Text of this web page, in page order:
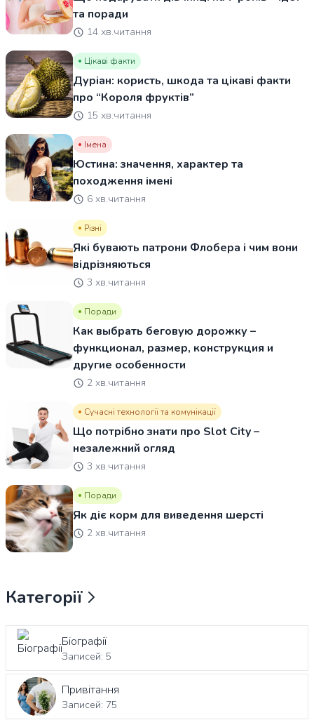
та поради
14 хв.читання
Цікаві факти
Дуріан: користь, шкода та цікаві факти
про “Короля фруктів”
15 хв.читання
Імена
Юстина: значення, характер та
походження імені
6 хв.читання
Різні
Які бувають патрони Флобера і чим вони
відрізняються
3 хв.читання
Поради
Как выбрать беговую дорожку –
функционал, размер, конструкция и
другие особенности
2 хв.читання
Сучасні технології та комунікації
Що потрібно знати про Slot City –
незалежний огляд
3 хв.читання
Поради
Як діє корм для виведення шерсті
2 хв.читання
Категорії
Біографії
Записей: 5
Привітання
Записей: 75